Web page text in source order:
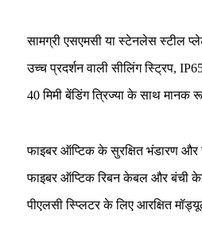
सामग्री एसएमसी या स्टेनलेस स्टील
उच्च प्रदर्शन वाली सीलिंग स्ट्रिप,
40 मिमी बेंडिंग त्रिज्या के साथ मानक
फाइबर ऑप्टिक के सुरक्षित भंडारण और
फाइबर ऑप्टिक रिबन केबल और बंची
पीएलसी स्प्लिटर के लिए आरक्षित